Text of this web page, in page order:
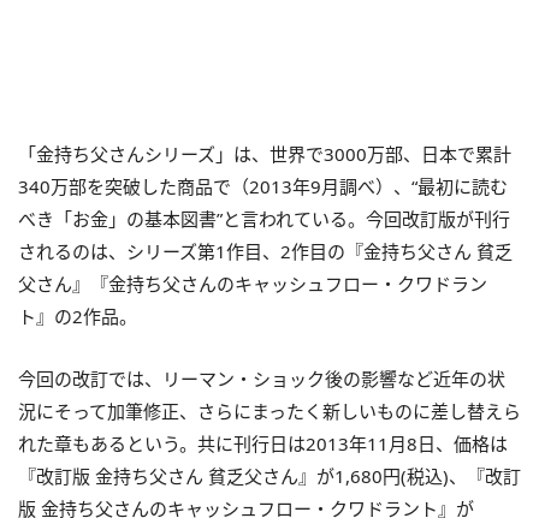
「金持ち父さんシリーズ」は、世界で3000万部、日本で累計
340万部を突破した商品で（2013年9月調べ）、“最初に読む
べき「お金」の基本図書”と言われている。今回改訂版が刊行
されるのは、シリーズ第1作目、2作目の『金持ち父さん 貧乏
父さん』『金持ち父さんのキャッシュフロー・クワドラン
ト』の2作品。
今回の改訂では、リーマン・ショック後の影響など近年の状
況にそって加筆修正、さらにまったく新しいものに差し替えら
れた章もあるという。共に刊行日は2013年11月8日、価格は
『改訂版 金持ち父さん 貧乏父さん』が1,680円(税込)、『改訂
版 金持ち父さんのキャッシュフロー・クワドラント』が